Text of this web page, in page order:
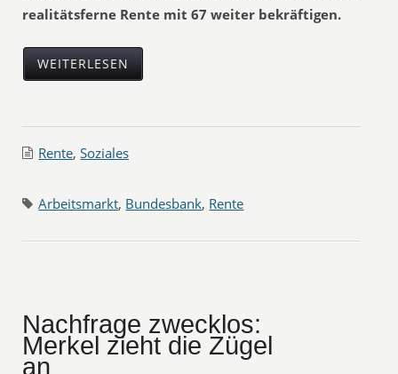
realitätsferne Rente mit 67 weiter bekräftigen.
WEITERLESEN
Rente,Soziales
Arbeitsmarkt, Bundesbank, Rente
Nachfrage zwecklos:
Merkel zieht die Zügel
an